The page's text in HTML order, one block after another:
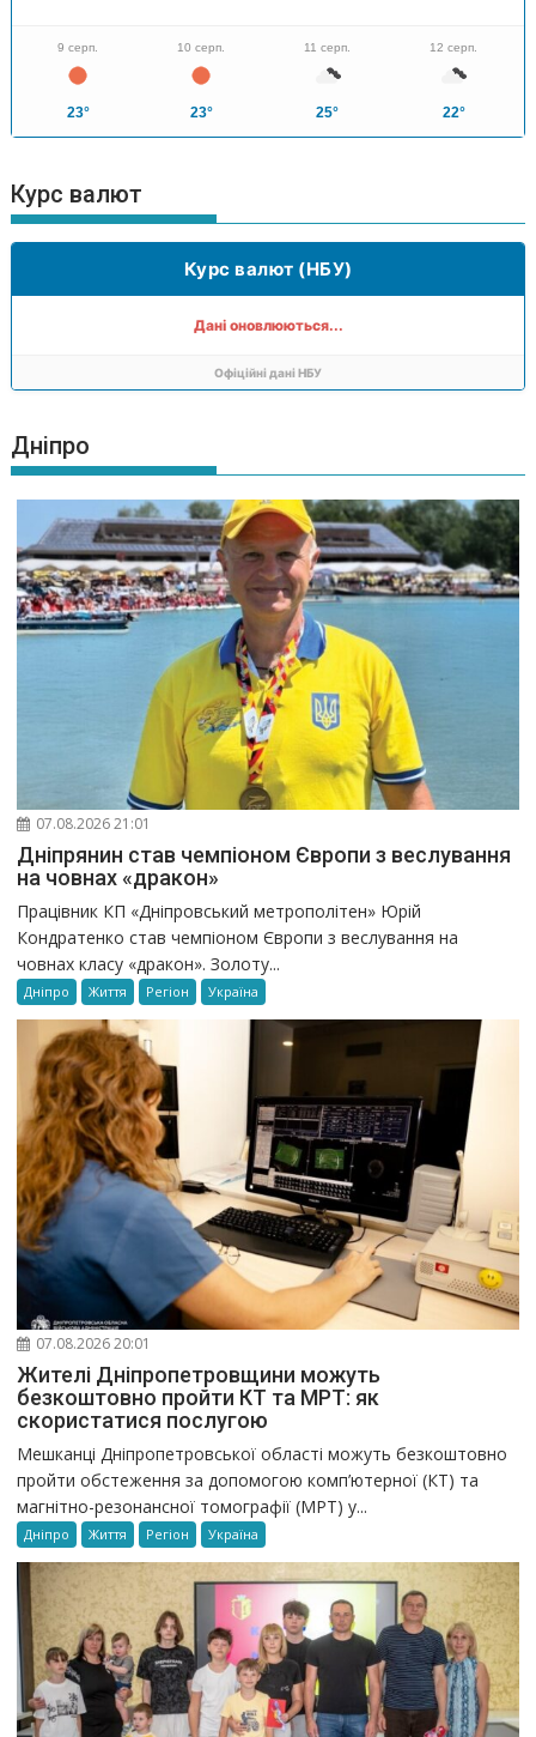
9 серп.
23°
10 серп.
23°
11 серп.
25°
12 серп.
22°
Курс валют
Курс валют (НБУ)
Дані оновлюються...
Офіційні дані НБУ
Дніпро
07.08.2026 21:01
Дніпрянин став чемпіоном Європи з веслування
на човнах «дракон»
Працівник КП «Дніпровський метрополітен» Юрій
Кондратенко став чемпіоном Європи з веслування на
човнах класу «дракон». Золоту...
Дніпро Життя Регіон Україна
07.08.2026 20:01
Жителі Дніпропетровщини можуть
безкоштовно пройти КТ та МРТ: як
скористатися послугою
Мешканці Дніпропетровської області можуть безкоштовно
пройти обстеження за допомогою комп’ютерної (КТ) та
магнітно-резонансної томографії (МРТ) у...
Дніпро Життя Регіон Україна